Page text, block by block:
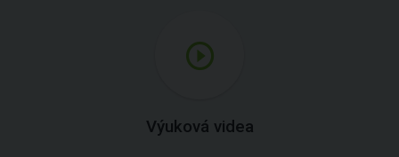
Výuková videa